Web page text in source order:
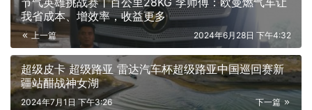
我省成本、增效率，收益更多
上一篇 2024年6月28日 下午4:32
超级皮卡 超级路亚 雷达汽车杯超级路亚中国巡回赛新
疆站酣战神女湖
下一篇
2024年7月1日 下午3:26